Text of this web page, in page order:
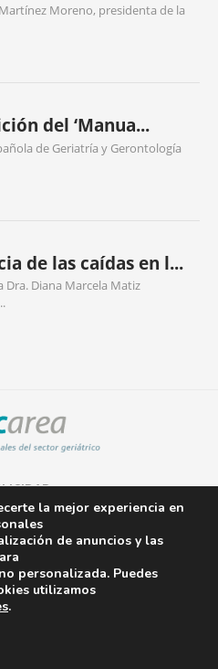
Moreno, presidenta de la
del ‘Manua...
de Geriatría y Gerontología
de las caídas en l...
Dra. Diana Marcela Matiz
la mejor experiencia en
de anuncios y las
personalizada. Puedes
utilizamos
.